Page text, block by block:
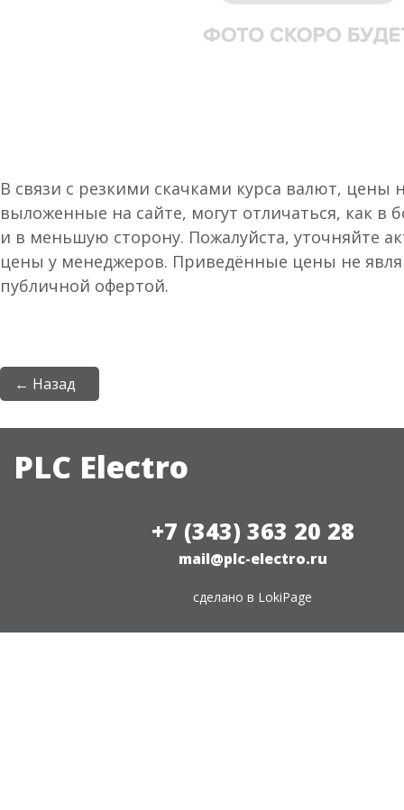
В связи с резкими скачками курса валют, цены
выложенные на сайте, могут отличаться, как в
и в меньшую сторону. Пожалуйста, уточняйте
цены у менеджеров. Приведённые цены не
публичной офертой.
← Назад
PLC Electro
+7 (343) 363 20 28
mail@plc-electro.ru
сделано в LokiPage